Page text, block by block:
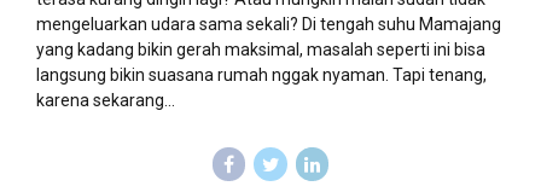
mengeluarkan udara sama sekali? Di tengah suhu Mamajang
yang kadang bikin gerah maksimal, masalah seperti ini bisa
langsung bikin suasana rumah nggak nyaman. Tapi tenang,
karena sekarang...